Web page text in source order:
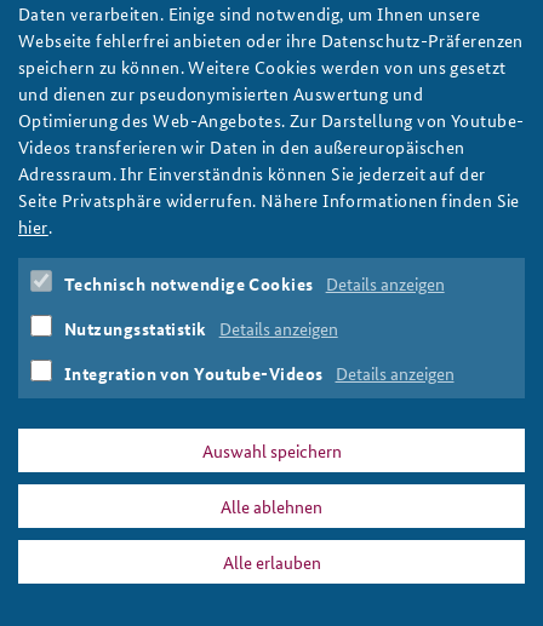
Directions
Further Events
Koordinierung der Helfer vom Deutschen Roten Kreuz
Foto: Bundeswehr/Tom Twardy
DATA PRIVACY IMPRINT
bbk_hilfskraefte_drk_slider-teaser_808x486px.jpg
Daten verarbeiten. Einige sind notwendig, um Ihnen unsere
Webseite fehlerfrei anbieten oder ihre Datenschutz-Präferenzen
speichern zu können. Weitere Cookies werden von uns gesetzt
und dienen zur pseudonymisierten Auswertung und
Optimierung des Web-Angebotes. Zur Darstellung von Youtube-
Videos transferieren wir Daten in den außereuropäischen
Adressraum. Ihr Einverständnis können Sie jederzeit auf der
Seite Privatsphäre widerrufen. Nähere Informationen finden Sie
hier.
Technisch notwendige Cookies Details anzeigen
Nutzungsstatistik Details anzeigen
Integration von Youtube-Videos Details anzeigen
Auswahl speichern
Alle ablehnen
Alle erlauben